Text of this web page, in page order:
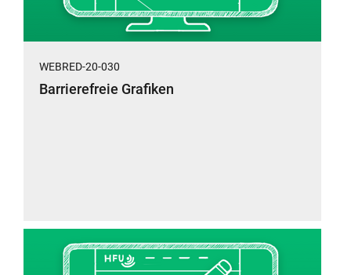
WEBRED-20-030
Barrierefreie Grafiken